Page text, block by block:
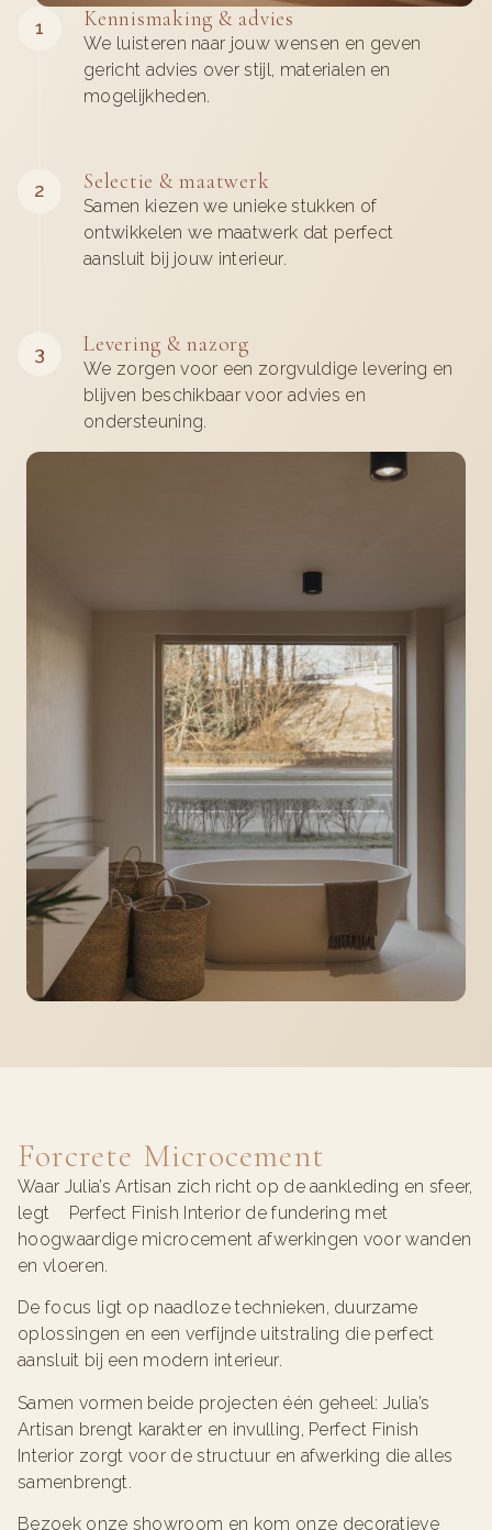
Kennismaking & advies​
We luisteren naar jouw wensen en geven
gericht advies over stijl, materialen en
mogelijkheden.
1
Selectie & maatwerk
Samen kiezen we unieke stukken of
ontwikkelen we maatwerk dat perfect
aansluit bij jouw interieur.
2
Levering & nazorg​
We zorgen voor een zorgvuldige levering en
blijven beschikbaar voor advies en
ondersteuning.
3
Forcrete Microcement
Waar Julia’s Artisan zich richt op de aankleding en sfeer,
legt Perfect Finish Interior de fundering met
hoogwaardige microcement afwerkingen voor wanden
en vloeren.
De focus ligt op naadloze technieken, duurzame
oplossingen en een verfijnde uitstraling die perfect
aansluit bij een modern interieur.
Samen vormen beide projecten één geheel: Julia’s
Artisan brengt karakter en invulling, Perfect Finish
Interior zorgt voor de structuur en afwerking die alles
samenbrengt.
Bezoek onze showroom en kom onze decoratieve